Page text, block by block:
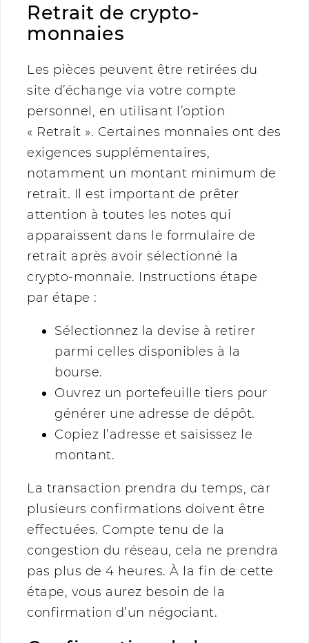
Retrait de crypto-
monnaies
Les pièces peuvent être retirées du
site d’échange via votre compte
personnel, en utilisant l’option
« Retrait ». Certaines monnaies ont des
exigences supplémentaires,
notamment un montant minimum de
retrait. Il est important de prêter
attention à toutes les notes qui
apparaissent dans le formulaire de
retrait après avoir sélectionné la
crypto-monnaie. Instructions étape
par étape :
Sélectionnez la devise à retirer
parmi celles disponibles à la
bourse.
Ouvrez un portefeuille tiers pour
générer une adresse de dépôt.
Copiez l’adresse et saisissez le
montant.
La transaction prendra du temps, car
plusieurs confirmations doivent être
effectuées. Compte tenu de la
congestion du réseau, cela ne prendra
pas plus de 4 heures. À la fin de cette
étape, vous aurez besoin de la
confirmation d’un négociant.